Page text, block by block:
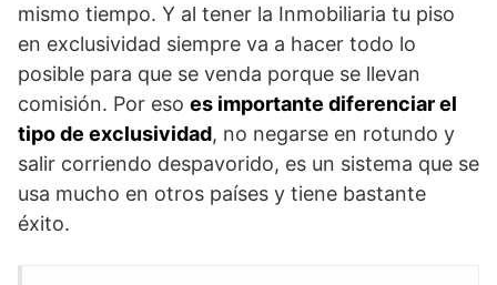
mismo tiempo. Y al tener la Inmobiliaria tu piso
en exclusividad siempre va a hacer todo lo
posible para que se venda porque se llevan
comisión. Por eso es importante diferenciar el
tipo de exclusividad, no negarse en rotundo y
salir corriendo despavorido, es un sistema que se
usa mucho en otros países y tiene bastante
éxito.